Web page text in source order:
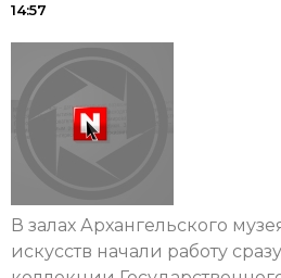
14:57
В залах Архангельского
искусств начали работу